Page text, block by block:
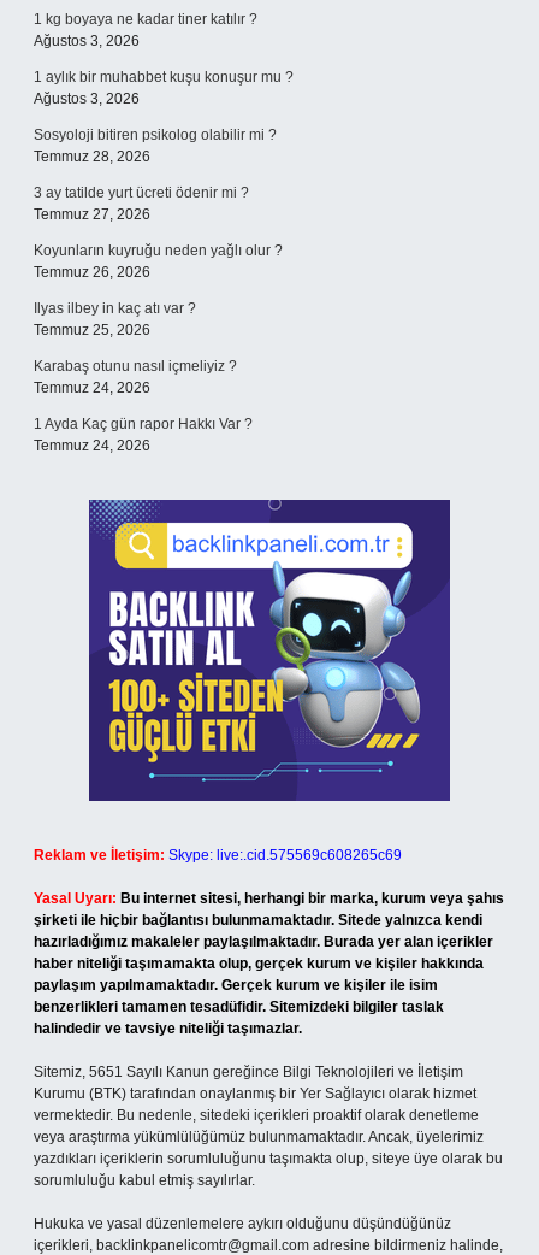
1 kg boyaya ne kadar tiner katılır ?
Ağustos 3, 2026
1 aylık bir muhabbet kuşu konuşur mu ?
Ağustos 3, 2026
Sosyoloji bitiren psikolog olabilir mi ?
Temmuz 28, 2026
3 ay tatilde yurt ücreti ödenir mi ?
Temmuz 27, 2026
Koyunların kuyruğu neden yağlı olur ?
Temmuz 26, 2026
Ilyas ilbey in kaç atı var ?
Temmuz 25, 2026
Karabaş otunu nasıl içmeliyiz ?
Temmuz 24, 2026
1 Ayda Kaç gün rapor Hakkı Var ?
Temmuz 24, 2026
Reklam ve İletişim: Skype: live:.cid.575569c608265c69
Yasal Uyarı: Bu internet sitesi, herhangi bir marka, kurum veya şahıs
şirketi ile hiçbir bağlantısı bulunmamaktadır. Sitede yalnızca kendi
hazırladığımız makaleler paylaşılmaktadır. Burada yer alan içerikler
haber niteliği taşımamakta olup, gerçek kurum ve kişiler hakkında
paylaşım yapılmamaktadır. Gerçek kurum ve kişiler ile isim
benzerlikleri tamamen tesadüfidir. Sitemizdeki bilgiler taslak
halindedir ve tavsiye niteliği taşımazlar.
Sitemiz, 5651 Sayılı Kanun gereğince Bilgi Teknolojileri ve İletişim
Kurumu (BTK) tarafından onaylanmış bir Yer Sağlayıcı olarak hizmet
vermektedir. Bu nedenle, sitedeki içerikleri proaktif olarak denetleme
veya araştırma yükümlülüğümüz bulunmamaktadır. Ancak, üyelerimiz
yazdıkları içeriklerin sorumluluğunu taşımakta olup, siteye üye olarak bu
sorumluluğu kabul etmiş sayılırlar.
Hukuka ve yasal düzenlemelere aykırı olduğunu düşündüğünüz
içerikleri, backlinkpanelicomtr@gmail.com adresine bildirmeniz halinde,